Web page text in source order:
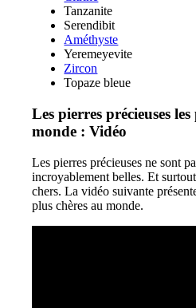
Tanzanite
Serendibit
Améthyste
Yeremeyevite
Zircon
Topaze bleue
Les pierres précieuses
monde : Vidéo
Les pierres précieuses ne sont
incroyablement belles. Et
chers. La vidéo suivante
plus chères au monde.